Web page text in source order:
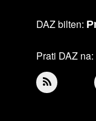
DAZ bilten:
Prati DAZ na: